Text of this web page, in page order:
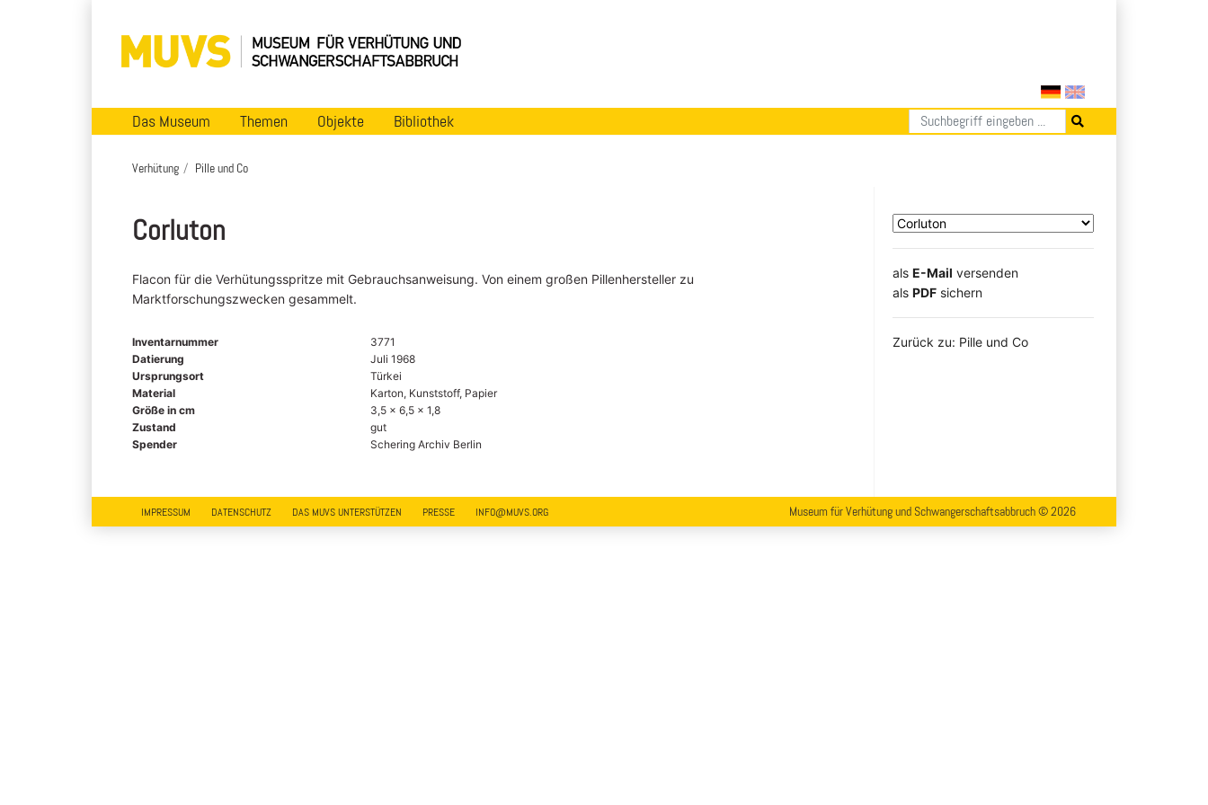
Das Museum Themen Objekte Bibliothek
Verhütung Pille und Co
Corluton
Flacon für die Verhütungsspritze mit Gebrauchsanweisung. Von einem großen Pillenhersteller zu
Marktforschungszwecken gesammelt.
Inventarnummer
3771
Datierung
Juli 1968
Ursprungsort
Türkei
Material
Karton, Kunststoff, Papier
Größe in cm
3,5 x 6,5 x 1,8
Zustand
gut
Spender
Schering Archiv Berlin
als E-Mail versenden
​​​​​​​​​​​​​​​​​als PDF sichern
Zurück zu: Pille und Co
IMPRESSUM DATENSCHUTZ DAS MUVS UNTERSTÜTZEN PRESSE INFO@MUVS.ORG Museum für Verhütung und Schwangerschaftsabbruch © 2026